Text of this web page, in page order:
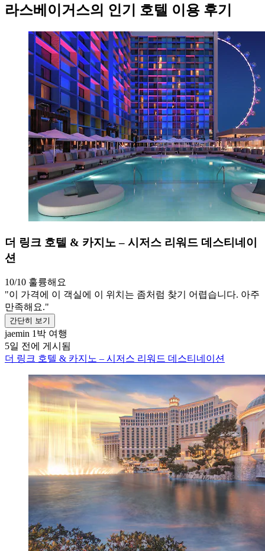
라스베이거스의 인기 호텔 이용 후기
더 링크 호텔 & 카지노 – 시저스 리워드 데스티네이
션
10/10 훌륭해요
"이 가격에 이 객실에 이 위치는 좀처럼 찾기 어렵습니다. 아주
만족해요."
간단히 보기
jaemin 1박 여행
5일 전에 게시됨
더 링크 호텔 & 카지노 – 시저스 리워드 데스티네이션